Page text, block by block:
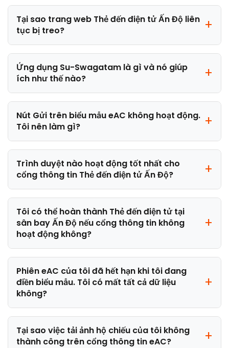
Tại sao trang web Thẻ đến điện tử Ấn Độ liên
tục bị treo?
Ứng dụng Su-Swagatam là gì và nó giúp
ích như thế nào?
Nút Gửi trên biểu mẫu eAC không hoạt động.
Tôi nên làm gì?
Trình duyệt nào hoạt động tốt nhất cho
cổng thông tin Thẻ đến điện tử Ấn Độ?
Tôi có thể hoàn thành Thẻ đến điện tử tại
sân bay Ấn Độ nếu cổng thông tin không
hoạt động không?
Phiên eAC của tôi đã hết hạn khi tôi đang
điền biểu mẫu. Tôi có mất tất cả dữ liệu
không?
Tại sao việc tải ảnh hộ chiếu của tôi không
thành công trên cổng thông tin eAC?